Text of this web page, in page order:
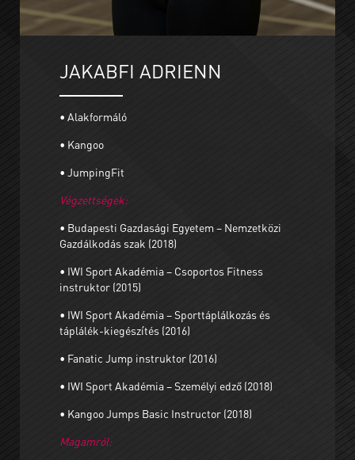
JAKABFI ADRIENN
• Alakformáló
• Kangoo
• JumpingFit
Végzettségek:
• Budapesti Gazdasági Egyetem – Nemzetközi
Gazdálkodás szak (2018)
• IWI Sport Akadémia – Csoportos Fitness
instruktor (2015)
• IWI Sport Akadémia – Sporttáplálkozás és
táplálék-kiegészítés (2016)
• Fanatic Jump instruktor (2016)
• IWI Sport Akadémia – Személyi edző (2018)
• Kangoo Jumps Basic Instructor (2018)
Magamról: